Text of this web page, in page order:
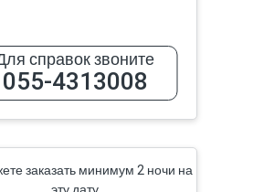
справок звоните
055-4313008
заказать минимум 2 ночи на